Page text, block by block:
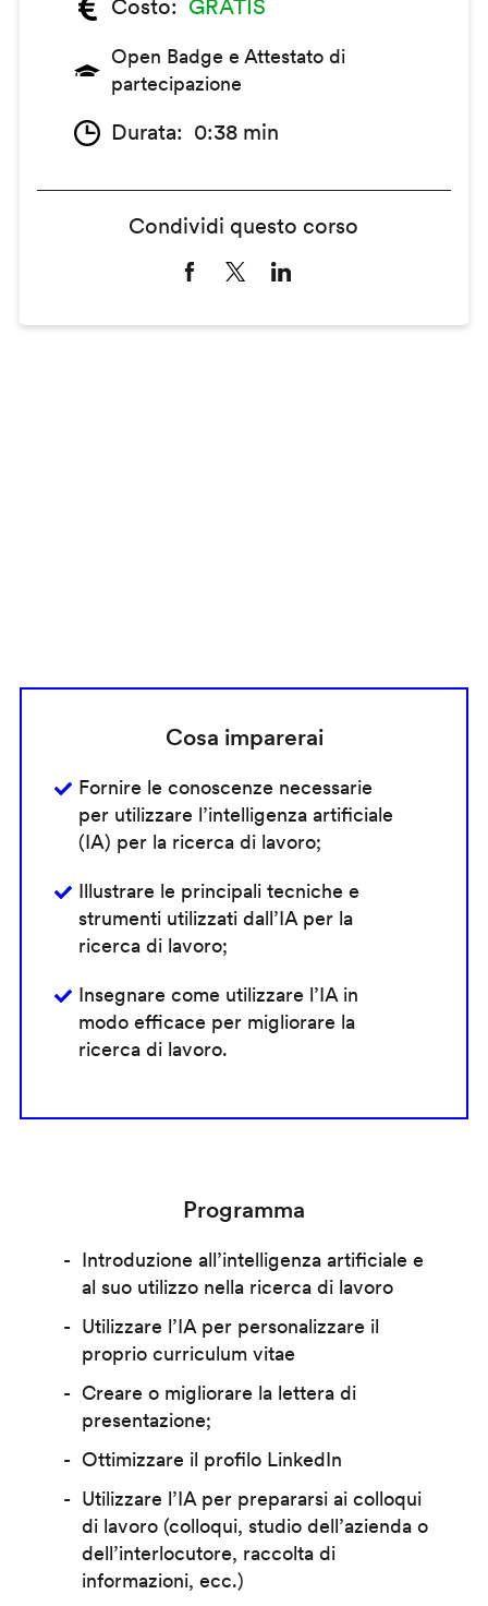
Costo
GRATIS
Open Badge e Attestato di
partecipazione
Durata 0:38 min
Condividi questo corso
Cosa imparerai
Fornire le conoscenze necessarie
per utilizzare l’intelligenza artificiale
(IA) per la ricerca di lavoro;
Illustrare le principali tecniche e
strumenti utilizzati dall’IA per la
ricerca di lavoro;
Insegnare come utilizzare l’IA in
modo efficace per migliorare la
ricerca di lavoro.
Programma
Introduzione all’intelligenza artificiale e
al suo utilizzo nella ricerca di lavoro
Utilizzare l’IA per personalizzare il
proprio curriculum vitae
Creare o migliorare la lettera di
presentazione;
Ottimizzare il profilo LinkedIn
Utilizzare l’IA per prepararsi ai colloqui
di lavoro (colloqui, studio dell’azienda o
dell’interlocutore, raccolta di
informazioni, ecc.)